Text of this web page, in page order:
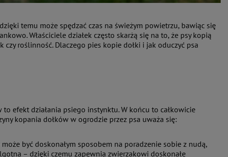
temu może spędzać czas na świeżym powietrzu, bawiąc się
Właściciele działek często skarżą się na to, że psy kopią
roślinność. Dlaczego pies kopie dołki i jak oduczyć psa
efekt działania psiego instynktu. W końcu to całkowicie
kopania dołków w ogrodzie przez psa uważa się:
być doskonałym sposobem na poradzenie sobie z nudą,
– dzięki czemu zapewnia zwierzakowi doskonałe